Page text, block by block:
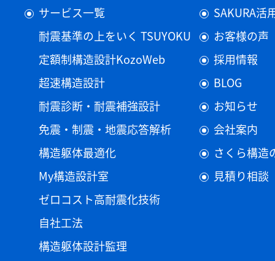
サービス一覧
耐震基準の上をいく TSUYOKU
定額制構造設計KozoWeb
超速構造設計
耐震診断・耐震補強設計
免震・制震・地震応答解析
構造躯体最適化
My構造設計室
ゼロコスト高耐震化技術
自社工法
構造躯体設計監理
SAKURA活
お客様の声
採用情報
BLOG
お知らせ
会社案内
さくら構造
見積り相談